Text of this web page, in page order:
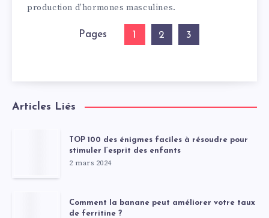
production d’hormones masculines.
Pages 1 2 3
Articles Liés
TOP 100 des énigmes faciles à résoudre pour
stimuler l’esprit des enfants
2 mars 2024
Comment la banane peut améliorer votre taux
de ferritine ?